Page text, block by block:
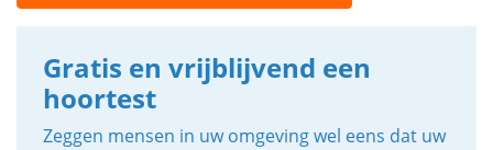
Gratis en vrijblijvend een
hoortest
Zeggen mensen in uw omgeving wel eens dat uw